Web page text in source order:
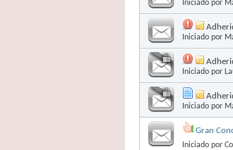
Iniciado por
Iniciado por
Iniciado por
Iniciado por
Gran
Iniciado por